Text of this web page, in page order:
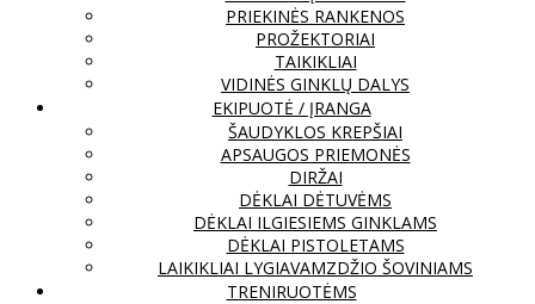
PRIEKINĖS RANKENOS
PROŽEKTORIAI
TAIKIKLIAI
VIDINĖS GINKLŲ DALYS
EKIPUOTĖ / ĮRANGA
ŠAUDYKLOS KREPŠIAI
APSAUGOS PRIEMONĖS
DIRŽAI
DĖKLAI DĖTUVĖMS
DĖKLAI ILGIESIEMS GINKLAMS
DĖKLAI PISTOLETAMS
LAIKIKLIAI LYGIAVAMZDŽIO ŠOVINIAMS
TRENIRUOTĖMS